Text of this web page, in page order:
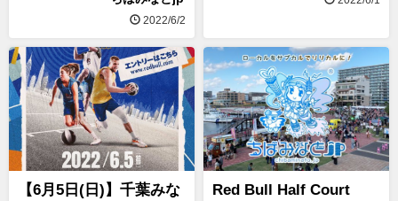
2022/6/2
【6月5日(日)】千葉みな
Red Bull Half Court